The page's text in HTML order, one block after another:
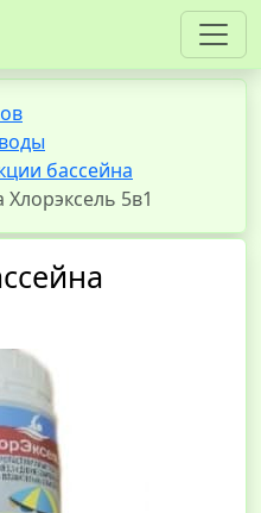
бассейна
5в1